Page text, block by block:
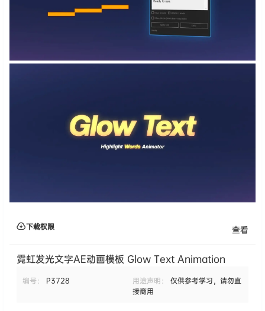
下载权限 查看
霓虹发光文字AE动画模板 Glow Text Animation
编号： P3728 用途声明：
仅供参考学习，请勿直
接商用